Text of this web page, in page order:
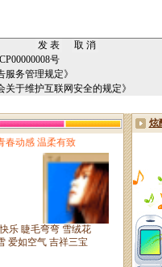
号
务管理规定》
于维护互联网安全的规定》